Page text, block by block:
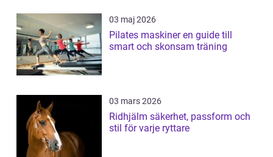
03 maj 2026
Pilates maskiner en guide till
smart och skonsam träning
03 mars 2026
Ridhjälm säkerhet, passform och
stil för varje ryttare